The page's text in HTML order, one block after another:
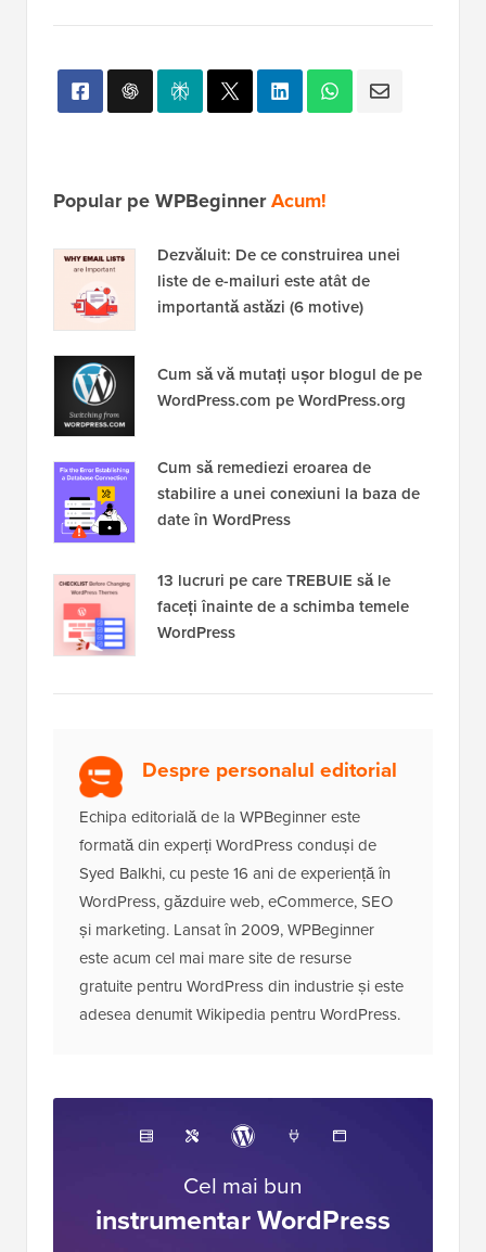
Popular pe WPBeginnerAcum!
Dezvăluit: De ce construirea unei
liste de e-mailuri este atât de
importantă astăzi (6 motive)
Cum să vă mutați ușor blogul de pe
WordPress.com pe WordPress.org
Cum să remediezi eroarea de
stabilire a unei conexiuni la baza de
date în WordPress
13 lucruri pe care TREBUIE să le
faceți înainte de a schimba temele
WordPress
Despre personalul editorial
Echipa editorială de la WPBeginner este
formată din experți WordPress conduși de
Syed Balkhi, cu peste 16 ani de experiență în
WordPress, găzduire web, eCommerce, SEO
și marketing. Lansat în 2009, WPBeginner
este acum cel mai mare site de resurse
gratuite pentru WordPress din industrie și este
adesea denumit Wikipedia pentru WordPress.
Cel mai bun
instrumentar WordPress